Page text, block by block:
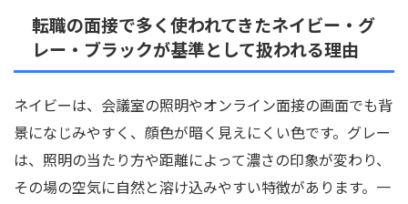
転職の面接で多く使われてきたネイビー・グ
レー・ブラックが基準として扱われる理由
ネイビーは、会議室の照明やオンライン面接の画面でも背
景になじみやすく、顔色が暗く見えにくい色です。グレー
は、照明の当たり方や距離によって濃さの印象が変わり、
その場の空気に自然と溶け込みやすい特徴があります。一